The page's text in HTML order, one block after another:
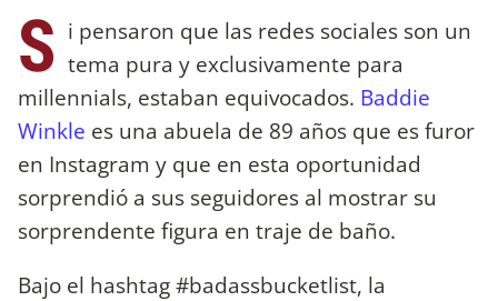
S i pensaron que las redes sociales son un
tema pura y exclusivamente para
millennials, estaban equivocados. Baddie
Winkle es una abuela de 89 años que es furor
en Instagram y que en esta oportunidad
sorprendió a sus seguidores al mostrar su
sorprendente figura en traje de baño.
Bajo el hashtag #badassbucketlist, la